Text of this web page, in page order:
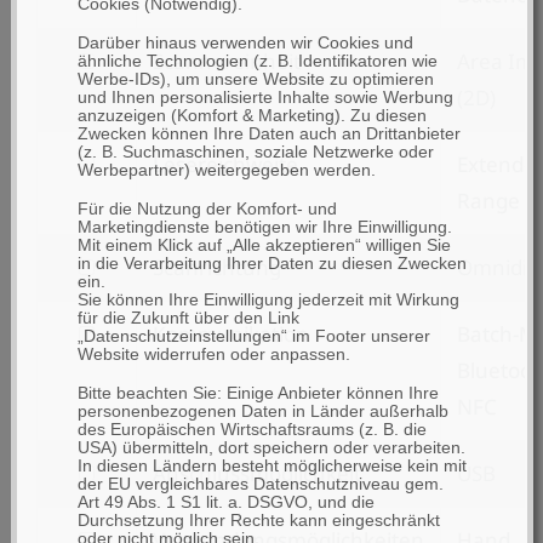
Cookies (Notwendig).
Darüber hinaus verwenden wir Cookies und
ähnliche Technologien (z. B. Identifikatoren wie
Werbe-IDs), um unsere Website zu optimieren
und Ihnen personalisierte Inhalte sowie Werbung
anzuzeigen (Komfort & Marketing). Zu diesen
Zwecken können Ihre Daten auch an Drittanbieter
(z. B. Suchmaschinen, soziale Netzwerke oder
Werbepartner) weitergegeben werden.
Für die Nutzung der Komfort- und
Marketingdienste benötigen wir Ihre Einwilligung.
Mit einem Klick auf „Alle akzeptieren“ willigen Sie
in die Verarbeitung Ihrer Daten zu diesen Zwecken
ein.
Sie können Ihre Einwilligung jederzeit mit Wirkung
für die Zukunft über den Link
„Datenschutzeinstellungen“ im Footer unserer
Website widerrufen oder anpassen.
Bitte beachten Sie: Einige Anbieter können Ihre
personenbezogenen Daten in Länder außerhalb
des Europäischen Wirtschaftsraums (z. B. die
USA) übermitteln, dort speichern oder verarbeiten.
In diesen Ländern besteht möglicherweise kein mit
der EU vergleichbares Datenschutzniveau gem.
Art 49 Abs. 1 S1 lit. a. DSGVO, und die
Durchsetzung Ihrer Rechte kann eingeschränkt
oder nicht möglich sein.
filtern
nach
Scannereinheit
Scannereinheit
filtern
nach
Lesereichweite
Lesereichweite
filtern
nach
Scanrichtung
Scanrichtung
filtern
nach
Kommunikation
Kommunikation
filtern
nach
Anschlussmöglichkeit USB